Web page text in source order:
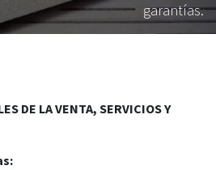
garantías.
DE LA VENTA, SERVICIOS Y